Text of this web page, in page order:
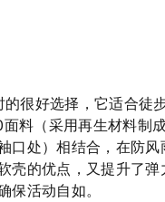
很好选择，它适合徒
料（采用再生材料制
口处）相结合，在防
壳的优点，又提升了
活动自如。